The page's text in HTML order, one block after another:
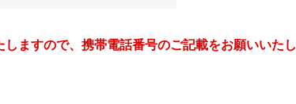
ますので、携帯電話番号のご記載をお願いいたし